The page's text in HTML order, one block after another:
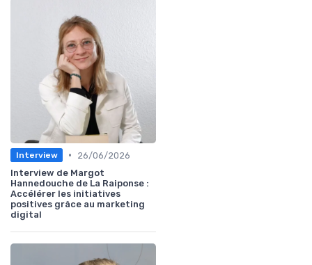
Interview •
26/06/2026
Interview de Margot
Hannedouche de La Raiponse :
Accélérer les initiatives
positives grâce au marketing
digital